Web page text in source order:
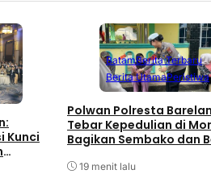
Kunci
BatamBerita Terbaru
Berita UtamaPeristiwa
Polwan Polresta
Tebar Kepedulian di
Bagikan Sembako dan
19 menit lalu